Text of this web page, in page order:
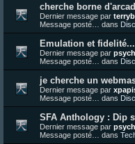
cherche borne
Dernier message par
Message posté… dans
Emulation et fidelité...
Dernier message par
Message posté… dans
je cherche un
Dernier message par
Message posté… dans
SFA Anthology : Dip
Dernier message par
Message posté… dans